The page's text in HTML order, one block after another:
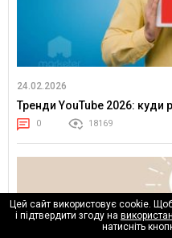
24.02.2026
Тренди YouTube 2026: куди
0 18169
Цей сайт використовує cookie.
і підтвердити згоду на
натисніть